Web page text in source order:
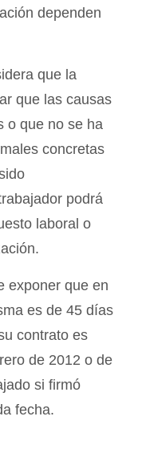
dependen
que la
que las causas
o que no se ha
concretas
podrá
laboral o
exponer que en
es de 45 días
contrato es
de 2012 o de
si firmó
fecha.